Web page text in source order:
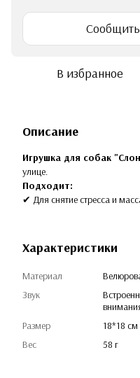
В избранное
Описание
Игрушка для собак
улице.
Подходит:
✔ Для снятие стресса и
Характеристики
Материал
Звук
Размер
18*18 см
Вес
58 г